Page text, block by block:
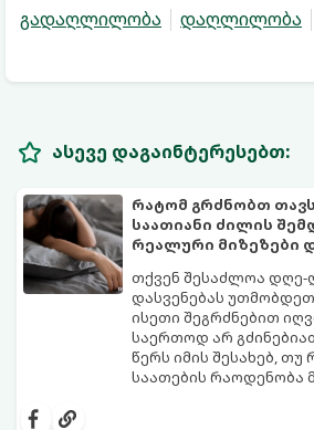
გადაღლილობა
დაღლილობა
ასევე დაგაინტერესებთ:
რატომ გრძნობთ
საათიანი ძილის
რეალური მიზეზები
თქვენ შესაძლოა დღე-
დასვენებას
ისეთი შეგრძნებით
საერთოდ არ
წერს იმის შესახებ,
საათების რაოდენობა